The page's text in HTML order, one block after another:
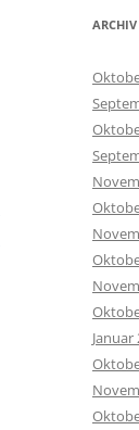
ARCHIV
Januar